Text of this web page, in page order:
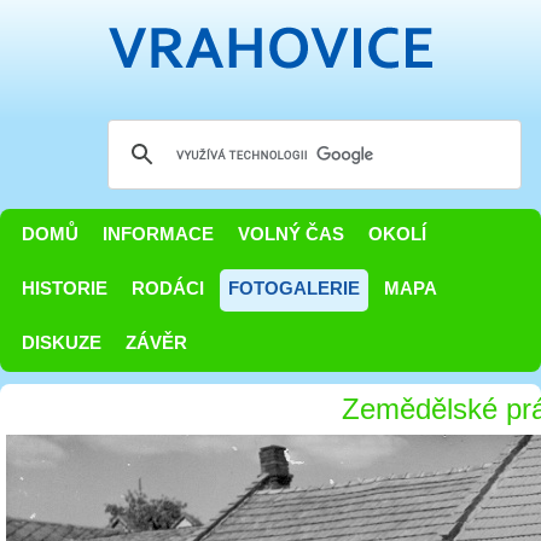
DOMŮ INFORMACE VOLNÝ ČAS OKOLÍ
HISTORIE RODÁCI FOTOGALERIE MAPA
DISKUZE ZÁVĚR
Zemědělské